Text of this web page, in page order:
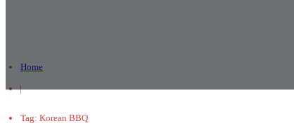
Home
|
Tag: Korean BBQ